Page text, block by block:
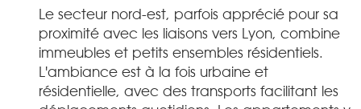
Le secteur nord-est, parfois apprécié pour sa
proximité avec les liaisons vers Lyon, combine
immeubles et petits ensembles résidentiels.
L'ambiance est à la fois urbaine et
résidentielle, avec des transports facilitant les